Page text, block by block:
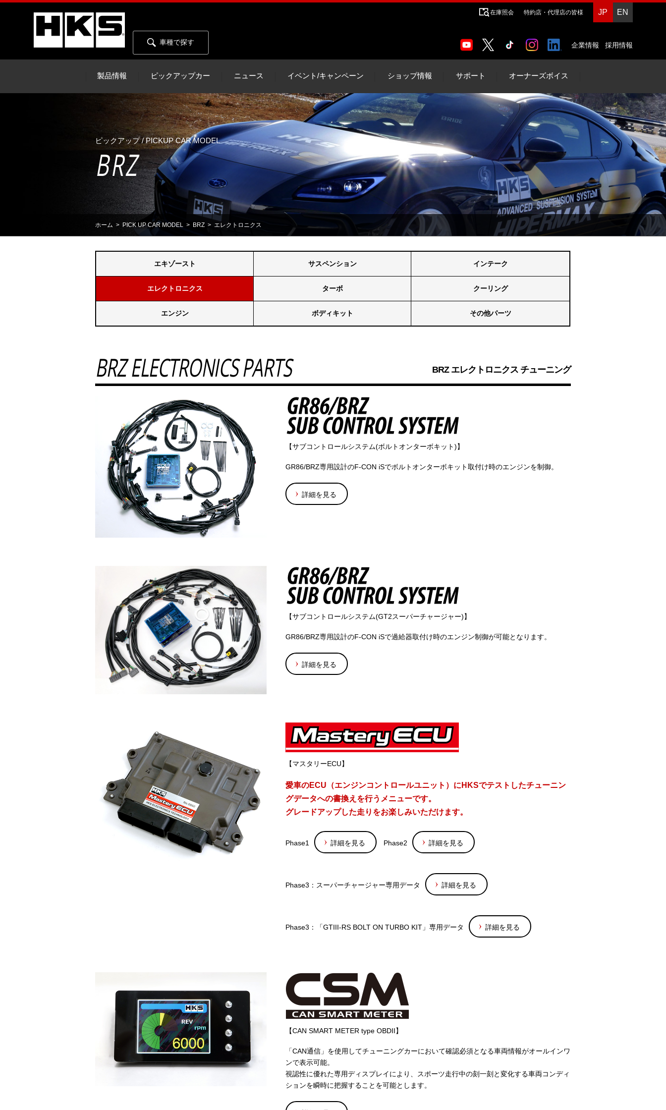
車種で探す 企業情報 採用情報
在庫照会 特約店・代理店の皆様 JP EN
製品情報 ピックアップカー ニュース イベント/キャンペーン ショップ情報 サポート オーナーズボイス
ピックアップ / PICKUP CAR MODEL
BRZ
ホーム > PICK UP CAR MODEL > BRZ > エレクトロニクス
エキゾースト サスペンション インテーク
エレクトロニクス ターボ クーリング
エンジン ボディキット その他パーツ
BRZ ELECTRONICS PARTS BRZ エレクトロニクス チューニング
【サブコントロールシステム(ボルトオンターボキット)】
GR86/BRZ専用設計のF-CON iSでボルトオンターボキット取付け時のエンジンを制御。
詳細を見る
【サブコントロールシステム(GT2スーパーチャージャー)】
GR86/BRZ専用設計のF-CON iSで過給器取付け時のエンジン制御が可能となります。
詳細を見る
【マスタリーECU】
愛車のECU（エンジンコントロールユニット）にHKSでテストしたチューニン
グデータへの書換えを行うメニューです。
グレードアップした走りをお楽しみいただけます。
Phase1 詳細を見る Phase2 詳細を見る
Phase3：スーパーチャージャー専用データ 詳細を見る
Phase3：「GTIII-RS BOLT ON TURBO KIT」専用データ 詳細を見る
【CAN SMART METER type OBDII】
「CAN通信」を使用してチューニングカーにおいて確認必須となる車両情報がオールインワ
ンで表示可能。
視認性に優れた専用ディスプレイにより、スポーツ走行中の刻一刻と変化する車両コンディ
ションを瞬時に把握することを可能とします。